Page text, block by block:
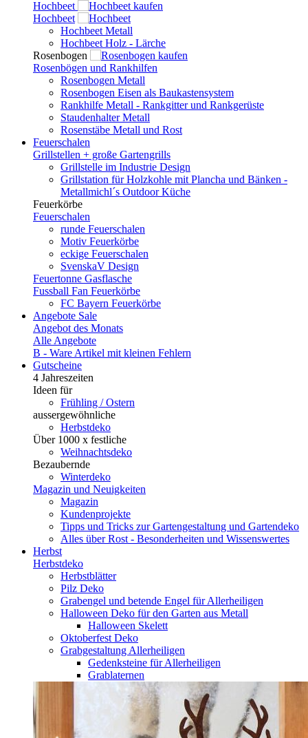
Hochbeet
Hochbeet
Hochbeet Metall
Hochbeet Holz - Lärche
Rosenbogen
Rosenbögen und Rankhilfen
Rosenbogen Metall
Rosenbogen Eisen als Baukastensystem
Rankhilfe Metall - Rankgitter und Rankgerüste
Staudenhalter Metall
Rosenstäbe Metall und Rost
Feuerschalen
Grillstellen + große Gartengrills
Grillstelle im Industrie Design
Grillstation für Holzkohle mit Plancha und Bänken -
Metallmichl´s Outdoor Küche
Feuerkörbe
Feuerschalen
runde Feuerschalen
Motiv Feuerkörbe
eckige Feuerschalen
SvenskaV Design
Feuertonne Gasflasche
Fussball Fan Feuerkörbe
FC Bayern Feuerkörbe
Angebote Sale
Angebot des Monats
Alle Angebote
B - Ware Artikel mit kleinen Fehlern
Gutscheine
4 Jahreszeiten
Ideen für
Frühling / Ostern
aussergewöhnliche
Herbstdeko
Über 1000 x festliche
Weihnachtsdeko
Bezaubernde
Winterdeko
Magazin und Neuigkeiten
Magazin
Kundenprojekte
Tipps und Tricks zur Gartengestaltung und Gartendeko
Alles über Rost - Besonderheiten und Wissenswertes
Herbst
Herbstdeko
Herbstblätter
Pilz Deko
Grabengel und betende Engel für Allerheiligen
Halloween Deko für den Garten aus Metall
Halloween Skelett
Oktoberfest Deko
Grabgestaltung Allerheiligen
Gedenksteine für Allerheiligen
Grablaternen